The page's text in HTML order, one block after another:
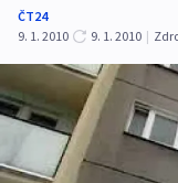
ČT24
9. 1. 2010
9. 1. 2010 |